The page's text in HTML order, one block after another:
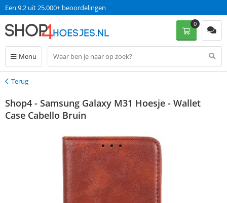
Een 9.2 uit 25.000+ beoordelingen
Menu
0
Terug
Terug
Shop4 - Samsung Galaxy M31 Hoesje - Wallet
Case Cabello Bruin